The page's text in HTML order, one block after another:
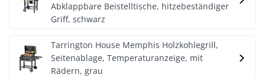
Abklappbare Beistelltische, hitzebeständiger
Griff, schwarz
Tarrington House Memphis Holzkohlegrill,
Seitenablage, Temperaturanzeige, mit
Rädern, grau